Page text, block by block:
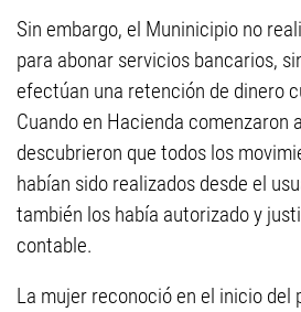
Sin embargo, el Muninicipio no
para abonar servicios bancarios,
efectúan una retención de dinero
Cuando en Hacienda comenzaron
descubrieron que todos los
habían sido realizados desde el
también los había autorizado y
contable.
La mujer reconoció en el inicio del